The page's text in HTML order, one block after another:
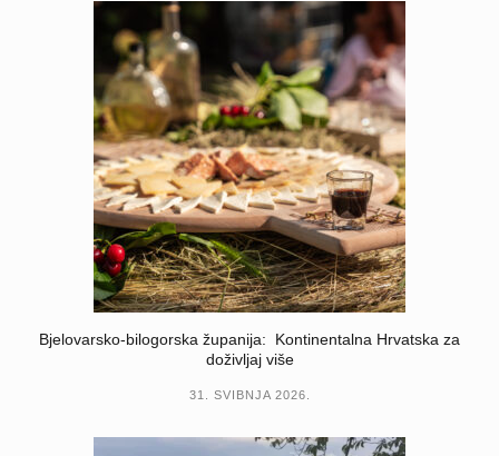
Bjelovarsko-bilogorska županija: Kontinentalna Hrvatska za
doživljaj više
31. SVIBNJA 2026.